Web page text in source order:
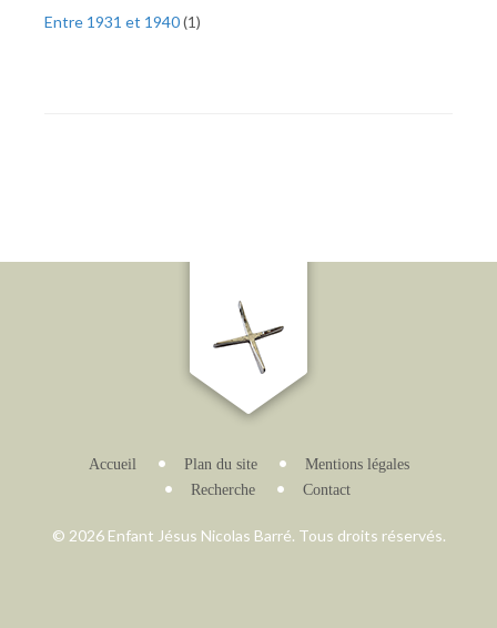
Entre 1931 et 1940(1)
Accueil Plan du site
Mentions légales
Recherche
Contact
© 2026 Enfant Jésus Nicolas Barré. Tous droits réservés.